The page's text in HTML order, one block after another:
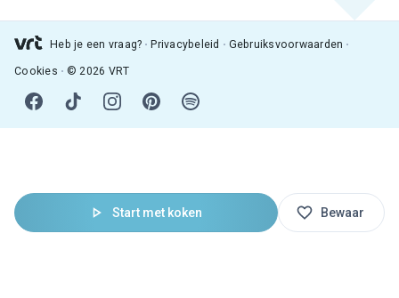
Start met koken Bewaar
Heb je een vraag? Privacybeleid Gebruiksvoorwaarden
Cookies © 2026 VRT